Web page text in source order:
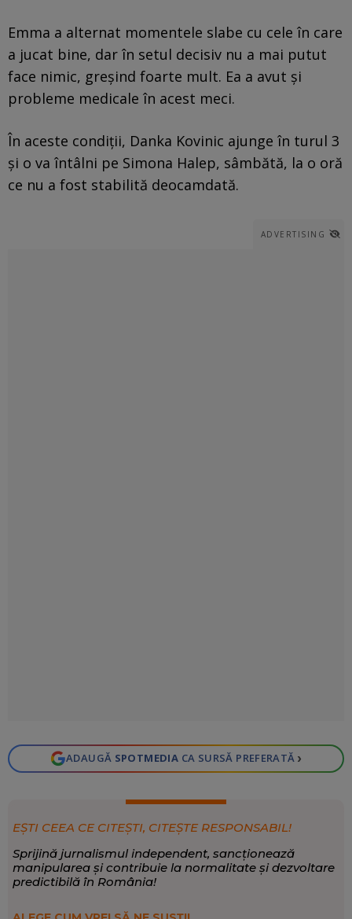
Emma a alternat momentele slabe cu cele în care
a jucat bine, dar în setul decisiv nu a mai putut
face nimic, greșind foarte mult. Ea a avut și
probleme medicale în acest meci.
În aceste condiții, Danka Kovinic ajunge în turul 3
și o va întâlni pe Simona Halep, sâmbătă, la o oră
ce nu a fost stabilită deocamdată.
ADVERTISING
ADAUGĂ SPOTMEDIA CA SURSĂ PREFERATĂ ›
EȘTI CEEA CE CITEȘTI, CITEȘTE RESPONSABIL!
Sprijină jurnalismul independent, sancționează
manipularea și contribuie la normalitate și dezvoltare
predictibilă în România!